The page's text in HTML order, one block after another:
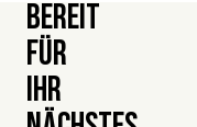
BEREIT
FÜR
IHR